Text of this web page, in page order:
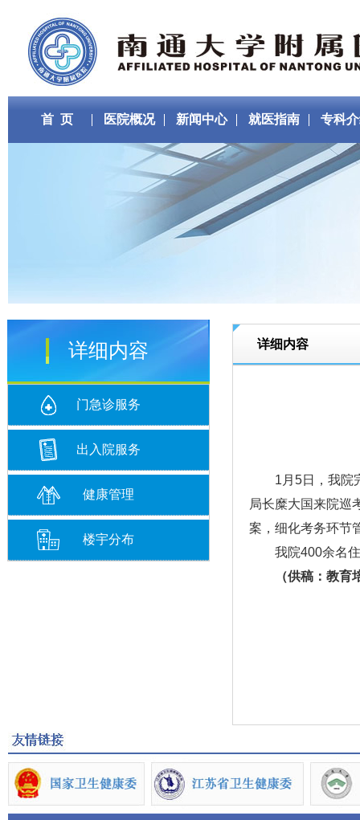
首 页 医院概况 新闻中心 就医指南 专科
详细内容
门急诊服务
出入院服务
健康管理
楼宇分布
详细内容
1月5日，我院完
局长糜大国来院巡
案，细化考务环节
我院400余名住
（供稿：教育